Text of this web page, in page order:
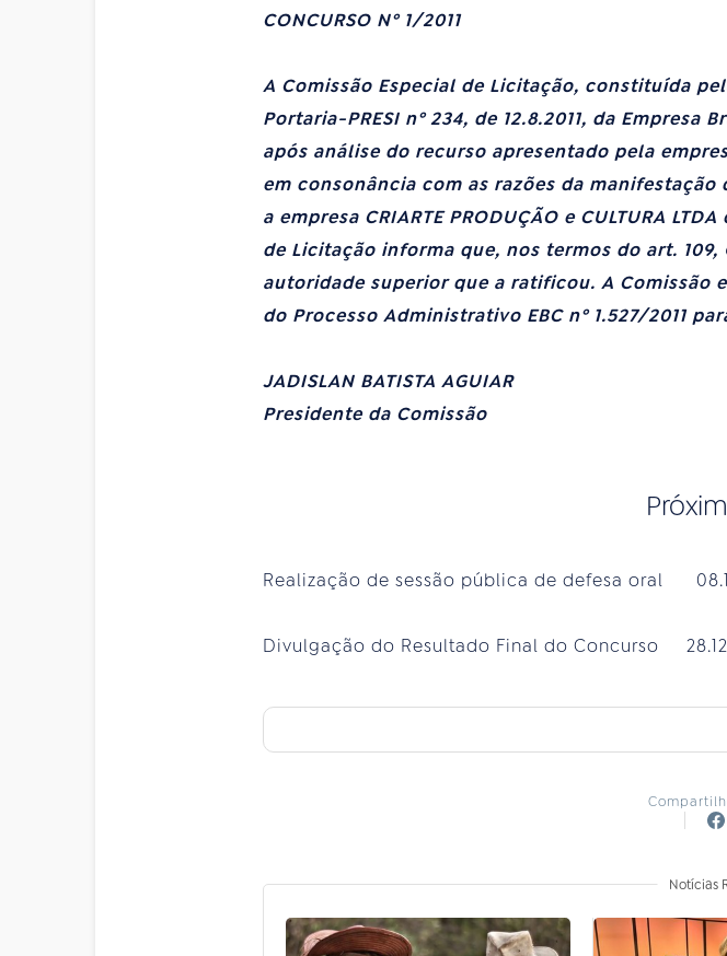
CONCURSO Nº 1/2011
A Comissão Especial de Licitação, constituída
Portaria-PRESI nº 234, de 12.8.2011, da
após análise do recurso apresentado pela
em consonância com as razões da
a empresa CRIARTE PRODUÇÃO e CULTURA
de Licitação informa que, nos termos do art. 109,
autoridade superior que a ratificou. A Comissão
do Processo Administrativo EBC nº 1.527/2011
JADISLAN BATISTA AGUIAR
Presidente da Comissão
Realização de sessão pública de defesa oral
Divulgação do Resultado Final do Concurso
Notícias